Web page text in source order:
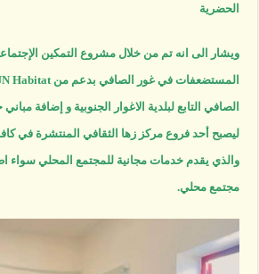
الحضرية
ويشار الى انه تم من خلال مشروع التمكين
الصافي التابع لبلدية الاغوار الجنوبية و إضافة
ليصبح أحد فروع مركز زها الثقافي المنتشرة في
والذي يقدم خدمات مجانية للمجتمع المحلي سواء
مجتمع محلي.